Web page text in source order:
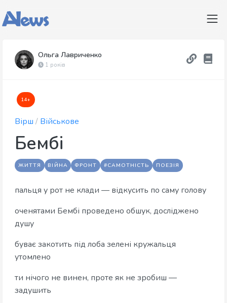
Ольга Лавриченко
1 років
14+
Вірш / Військове
Бембі
ЖИТТЯ ВІЙНА ФРОНТ #САМОТНІСТЬ ПОЕЗІЯ
пальця у рот не клади — відкусить по саму голову
оченятами Бембі проведено обшук, досліджено
душу
буває закотить під лоба зелені кружальця
утомлено
ти нічого не винен, проте як не зробиш —
задушить